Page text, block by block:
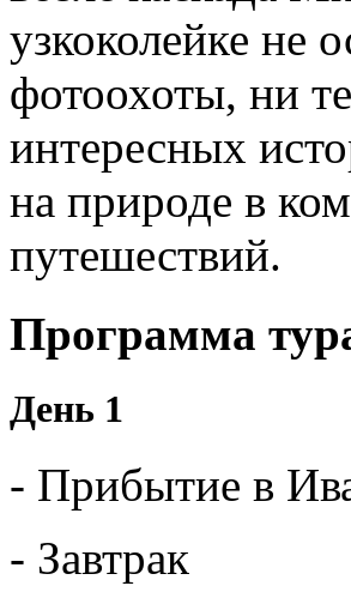
узкоколейке не
фотоохоты, ни
интересных
на природе в
путешествий.
Программа
День 1
- Прибытие в
- Завтрак